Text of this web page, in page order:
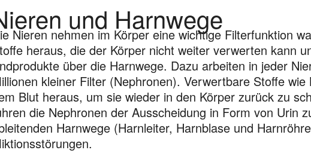
und Harnwege
Nieren nehmen im Körper eine wichtige Filterfunktion
heraus, die der Körper nicht weiter verwerten kann
über die Harnwege. Dazu arbeiten in jeder
kleiner Filter (Nephronen). Verwertbare Stoffe
Blut heraus, um sie wieder in den Körper zurück zu
die Nephronen der Ausscheidung in Form von Urin
Harnwege (Harnleiter, Harn­blase und